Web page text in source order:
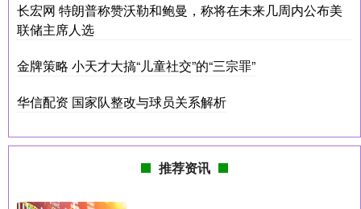
长宏网 特朗普称赞沃勒和鲍曼，称将在未来几周内公布美
联储主席人选
金牌策略 小天才大搞“儿童社交”的“三宗罪”
华信配资 国家队整改与球员关系解析
推荐资讯